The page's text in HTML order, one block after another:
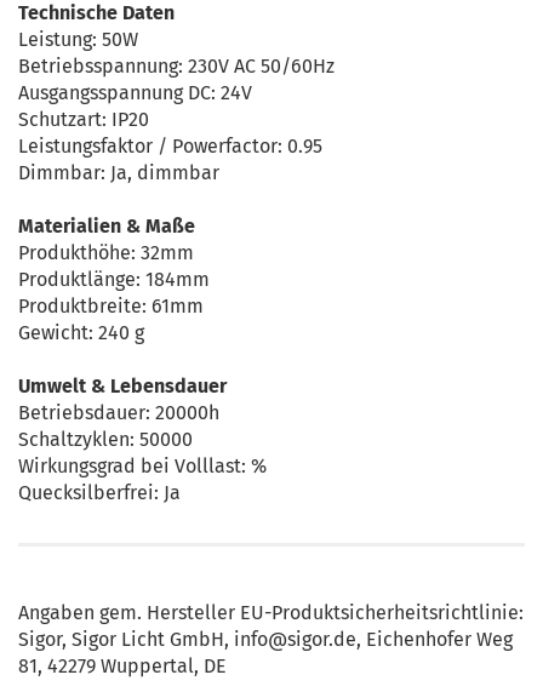
Technische Daten
Leistung: 50W
Betriebsspannung: 230V AC 50/60Hz
Ausgangsspannung DC: 24V
Schutzart: IP20
Leistungsfaktor / Powerfactor: 0.95
Dimmbar: Ja, dimmbar
Materialien & Maße
Produkthöhe: 32mm
Produktlänge: 184mm
Produktbreite: 61mm
Gewicht: 240 g
Umwelt & Lebensdauer
Betriebsdauer: 20000h
Schaltzyklen: 50000
Wirkungsgrad bei Volllast: %
Quecksilberfrei: Ja
Angaben gem. Hersteller EU-Produktsicherheitsrichtlinie:
Sigor, Sigor Licht GmbH, info@sigor.de, Eichenhofer Weg
81, 42279 Wuppertal, DE